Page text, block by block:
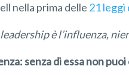
nella prima delle 21 leggi
è l’influenza,
senza di essa non